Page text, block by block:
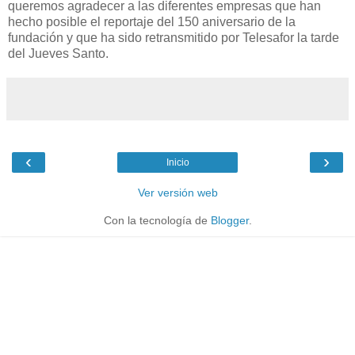
queremos agradecer a las diferentes empresas que han
hecho posible el reportaje del 150 aniversario de la
fundación y que ha sido retransmitido por Telesafor la tarde
del Jueves Santo.
‹ ›
Inicio
Ver versión web
Con la tecnología de Blogger.